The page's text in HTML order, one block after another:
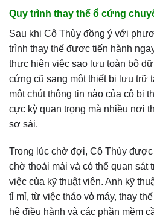
Quy trình thay thế ổ cứng
Sau khi Cô Thùy đồng ý với
trình thay thế được tiến hành
thực hiện việc sao lưu toàn bộ
cứng cũ sang một thiết bị lưu trữ
một chút thông tin nào của cô bị
cực kỳ quan trọng mà nhiều nơi
sơ sài.
Trong lúc chờ đợi, Cô Thùy
chờ thoải mái và có thể quan sát
việc của kỹ thuật viên. Anh kỹ
tỉ mỉ, từ việc tháo vỏ máy, thay
hệ điều hành và các phần mềm